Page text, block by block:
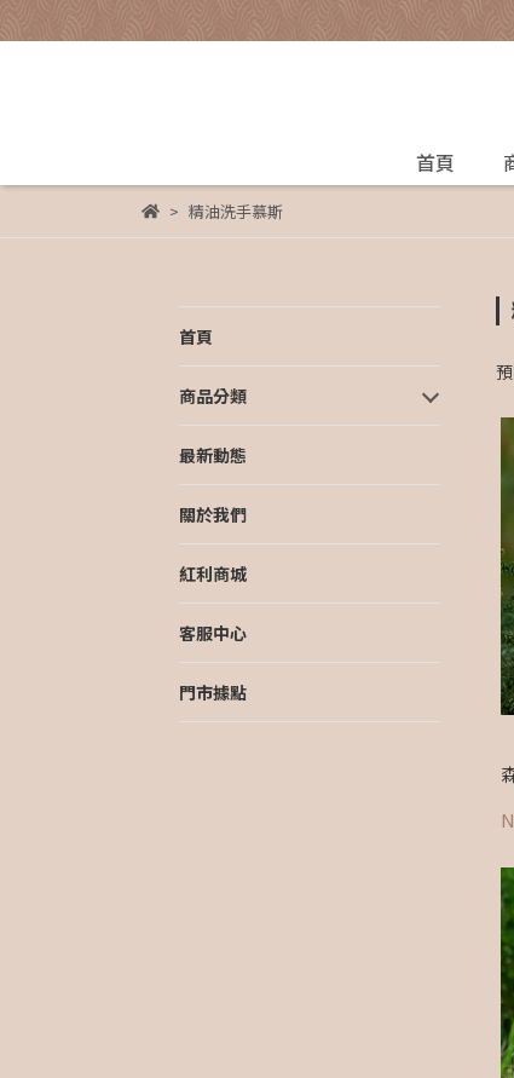
首頁
精油洗手慕斯
首頁
商品分類
最新動態
關於我們
紅利商城
客服中心
門市據點